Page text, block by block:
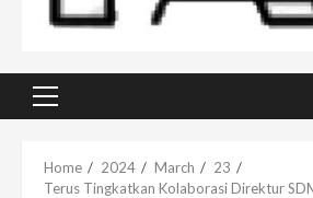
Primary
Home 2024 March
23
Terus Tingkatkan Kolaborasi Direktur